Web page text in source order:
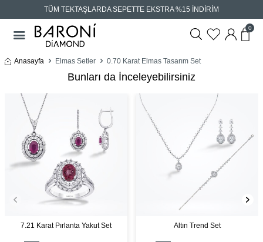
TÜM TEKTAŞLARDA SEPETTE EKSTRA %15 İNDİRİM
0
Anasayfa Elmas Setler 0.70 Karat Elmas Tasarım Set
Bunları da İnceleyebilirsiniz
7.21 Karat Pırlanta Yakut Set Altın Trend Set